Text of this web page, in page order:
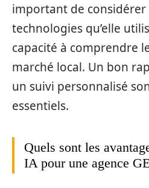
important de considérer
technologies qu’elle
capacité à comprendre
marché local. Un bon
un suivi personnalisé
essentiels.
Quels sont les
IA pour une agence